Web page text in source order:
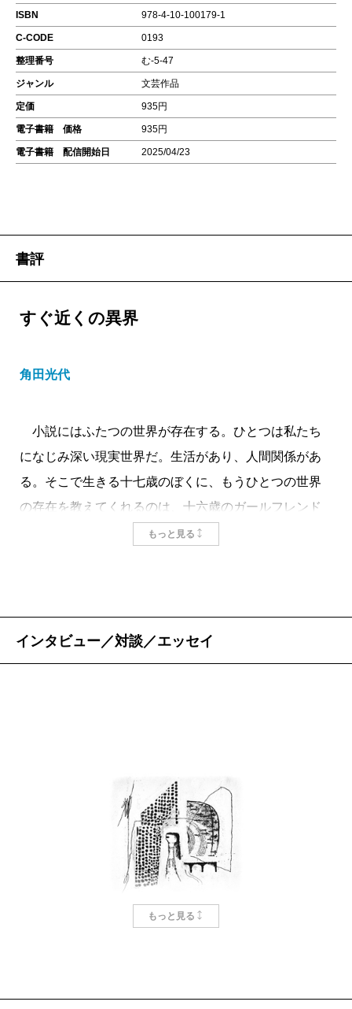
ISBN 978-4-10-100179-1
C-CODE 0193
整理番号 む-5-47
ジャンル 文芸作品
定価 935円
電子書籍 価格 935円
電子書籍 配信開始日 2025/04/23
書評
すぐ近くの異界
角田光代
小説にはふたつの世界が存在する。ひとつは私たち
になじみ深い現実世界だ。生活があり、人間関係があ
る。そこで生きる十七歳のぼくに、もうひとつの世界
の存在を教えてくれるのは、十六歳のガールフレンド
である。彼女は、この現実にいる自分はほんものでは
四十五歳になった「ぼく」は穴に落ち、気づくとそ
フレンドは、だから十六歳のまま、その世界で暮らし
ている。その世界で生きる決意をしたのに、語り手は
なぜか現実世界に戻ってしまう。
第二部には、現実世界に生きる意味を見いだせない
（見いだせなかった）人たちが登場する。決意と裏腹
に現実に帰された「私」もそうだし、「私」がしたし
もっと見る
インタビュー／対談／エッセイ
もっと見る